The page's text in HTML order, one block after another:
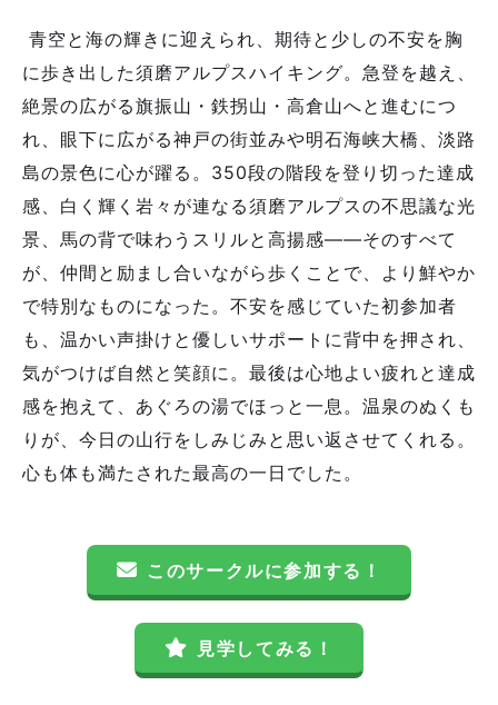
青空と海の輝きに迎えられ、期待と少しの不安を胸
に歩き出した須磨アルプスハイキング。急登を越え、
絶景の広がる旗振山・鉄拐山・高倉山へと進むにつ
れ、眼下に広がる神戸の街並みや明石海峡大橋、淡路
島の景色に心が躍る。350段の階段を登り切った達成
感、白く輝く岩々が連なる須磨アルプスの不思議な光
景、馬の背で味わうスリルと高揚感――そのすべて
が、仲間と励まし合いながら歩くことで、より鮮やか
で特別なものになった。不安を感じていた初参加者
も、温かい声掛けと優しいサポートに背中を押され、
気がつけば自然と笑顔に。最後は心地よい疲れと達成
感を抱えて、あぐろの湯でほっと一息。温泉のぬくも
りが、今日の山行をしみじみと思い返させてくれる。
心も体も満たされた最高の一日でした。
このサークルに参加する！
見学してみる！